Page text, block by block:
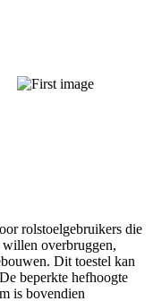
rolstoelgebruikers die
willen overbruggen,
Dit toestel kan
beperkte hefhoogte
is bovendien